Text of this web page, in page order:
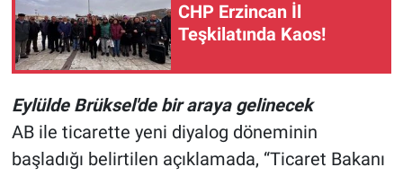
CHP Erzincan İl
Teşkilatında Kaos!
Eylülde Brüksel'de bir araya gelinecek
AB ile ticarette yeni diyalog döneminin
başladığı belirtilen açıklamada, “Ticaret Bakanı